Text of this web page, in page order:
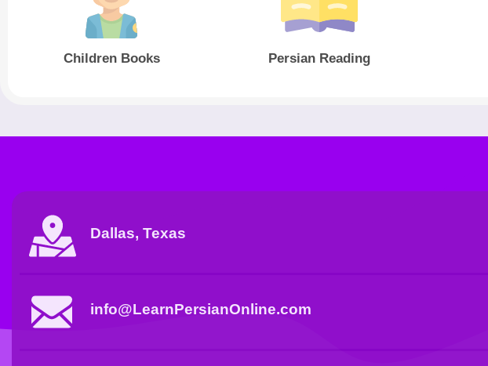
Children Books Persian Reading
Dallas, Texas
info@LearnPersianOnline.com